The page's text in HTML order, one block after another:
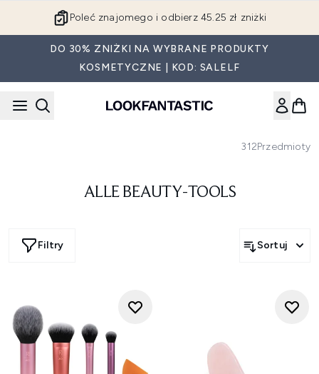
Poleć znajomego i odbierz 45.25 zł zniżki
DO 30% ZNIŻKI NA WYBRANE PRODUKTY
KOSMETYCZNE | KOD: SALELF
312Przedmioty
ALLE BEAUTY-TOOLS
Filtry Sortuj